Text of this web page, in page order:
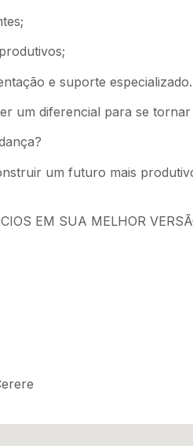
e suporte especializado.
um diferencial para se
um futuro mais
EM SUA MELHOR